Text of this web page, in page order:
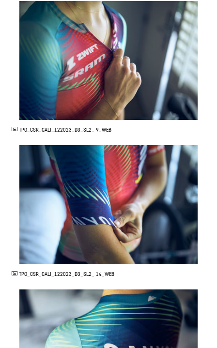
TPO_CSR_CALI_122023_D3_SL2_ 9_WEB
JPG
TPO_CSR_CALI_122023_D3_SL2_ 14_WEB